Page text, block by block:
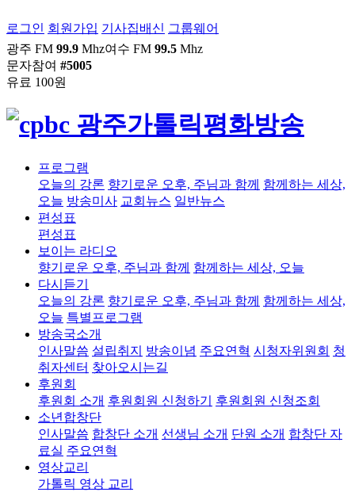
로그인 회원가입 기사집배신 그룹웨어
광주 FM 99.9 Mhz여수 FM 99.5 Mhz
문자참여 #5005
유료 100원
프로그램
오늘의 강론 향기로운 오후, 주님과 함께 함께하는 세상,
오늘 방송미사 교회뉴스 일반뉴스
편성표
편성표
보이는 라디오
향기로운 오후, 주님과 함께 함께하는 세상, 오늘
다시듣기
오늘의 강론 향기로운 오후, 주님과 함께 함께하는 세상,
오늘 특별프로그램
방송국소개
인사말씀 설립취지 방송이념 주요연혁 시청자위원회 청
취자센터 찾아오시는길
후원회
후원회 소개 후원회원 신청하기
후원회원 신청조회
소년합창단
인사말씀 합창단 소개 선생님 소개 단원 소개 합창단 자
료실 주요연혁
영상교리
가톨릭 영상 교리